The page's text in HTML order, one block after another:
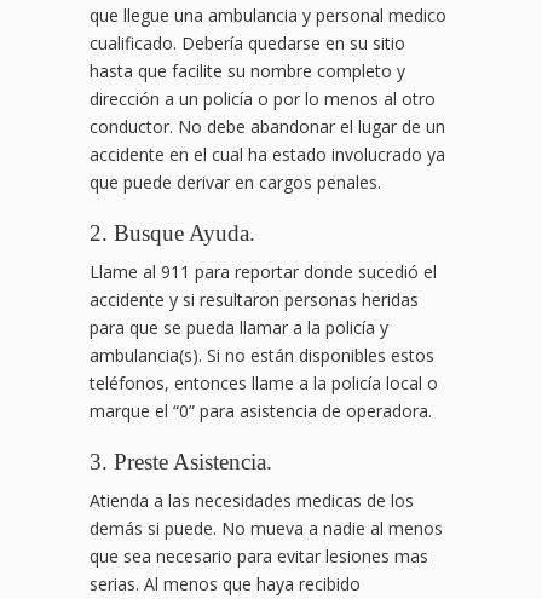
que llegue una ambulancia y personal medico
cualificado. Debería quedarse en su sitio
hasta que facilite su nombre completo y
dirección a un policía o por lo menos al otro
conductor. No debe abandonar el lugar de un
accidente en el cual ha estado involucrado ya
que puede derivar en cargos penales.
2. Busque Ayuda.
Llame al 911 para reportar donde sucedió el
accidente y si resultaron personas heridas
para que se pueda llamar a la policía y
ambulancia(s). Si no están disponibles estos
teléfonos, entonces llame a la policía local o
marque el “0” para asistencia de operadora.
3. Preste Asistencia.
Atienda a las necesidades medicas de los
demás si puede. No mueva a nadie al menos
que sea necesario para evitar lesiones mas
serias. Al menos que haya recibido